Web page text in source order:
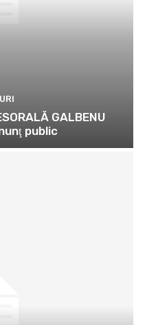
GALBENU
public